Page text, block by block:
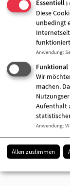
mit zu
Eines wird
im Land
Spreewald
ihr Kind
Wichtig
in die
aus Angst
Kind gerade
verzichten.
Es ist leider
Elternzeit in
muss hierbei
Essentiell
Diese
unbedingt
Anwendung:
Funktional
Wir
machen.
Aufenthalt
Anwendung:
Allen zustimmen